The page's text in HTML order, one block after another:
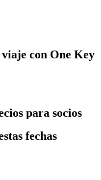
viaje con One Key
para socios
fechas